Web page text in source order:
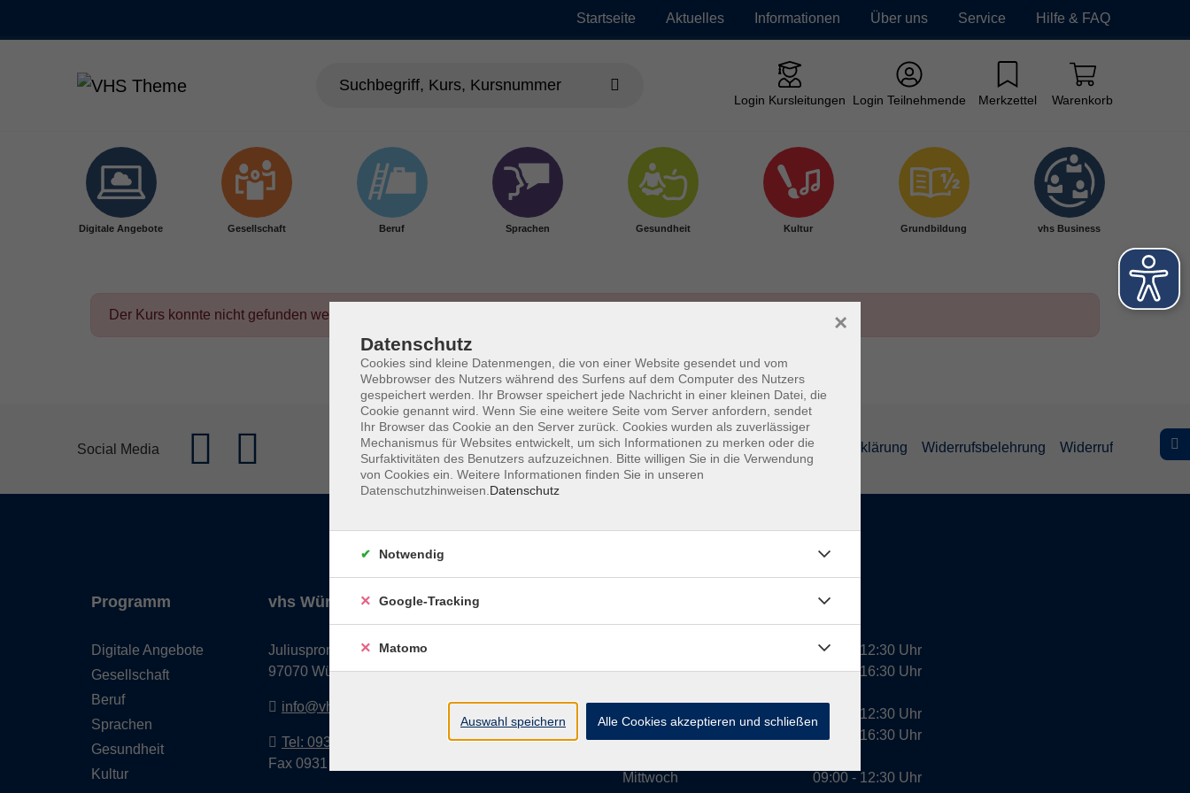
Startseite Aktuelles Informationen Über uns Service Hilfe & FAQ
Login Kursleitungen Login Teilnehmende Merkzettel Warenkorb
Digitale Angebote Gesellschaft Beruf Sprachen Gesundheit Kultur Grundbildung vhs Business
Der Kurs konnte nicht gefunden werden.
Social Media Impressum AGBs Datenschutzerklärung Barrierefreiheitserklärung Widerrufsbelehrung Widerruf
Programm
Digitale Angebote
Gesellschaft
Beruf
Sprachen
Gesundheit
Kultur
vhs Würzburg & Umgebung e. V.
Juliuspromenade 68
97070 Würzburg
info@vhs-wuerzburg.de
Tel: 0931 35593 0
Fax 0931 35593-20
Dienstag
Mittwoch
09:00 - 12:30 Uhr
13:00 - 16:30 Uhr
10:00 - 12:30 Uhr
13:00 - 16:30 Uhr
09:00 - 12:30 Uhr
Datenschutz
Cookies sind kleine Datenmengen, die von einer Website gesendet und vom
Webbrowser des Nutzers während des Surfens auf dem Computer des Nutzers
gespeichert werden. Ihr Browser speichert jede Nachricht in einer kleinen Datei, die
Cookie genannt wird. Wenn Sie eine weitere Seite vom Server anfordern, sendet
Ihr Browser das Cookie an den Server zurück. Cookies wurden als zuverlässiger
Mechanismus für Websites entwickelt, um sich Informationen zu merken oder die
Surfaktivitäten des Benutzers aufzuzeichnen. Bitte willigen Sie in die Verwendung
von Cookies ein. Weitere Informationen finden Sie in unseren
Datenschutzhinweisen. Datenschutz
×
Notwendig
Google-Tracking
Matomo
Auswahl speichern Alle Cookies akzeptieren und schließen